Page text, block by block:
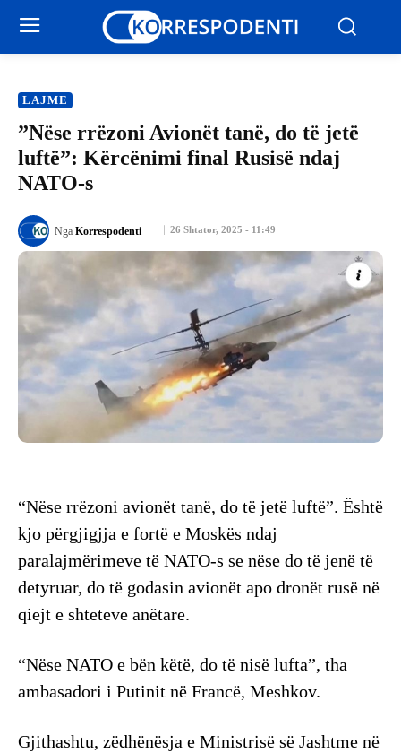
LAJME
​”Nëse rrëzoni Avionët tanë, do të jetë
luftë”: Kërcënimi final Rusisë ndaj
NATO-s
26 Shtator, 2025 - 11:49
Nga Korrespodenti
“Nëse rrëzoni avionët tanë, do të jetë luftë”. Është
kjo përgjigjja e fortë e Moskës ndaj
paralajmërimeve të NATO-s se nëse do të jenë të
detyruar, do të godasin avionët apo dronët rusë në
qiejt e shteteve anëtare.
“Nëse NATO e bën këtë, do të nisë lufta”, tha
ambasadori i Putinit në Francë, Meshkov.
Gjithashtu, zëdhënësja e Ministrisë së Jashtme në